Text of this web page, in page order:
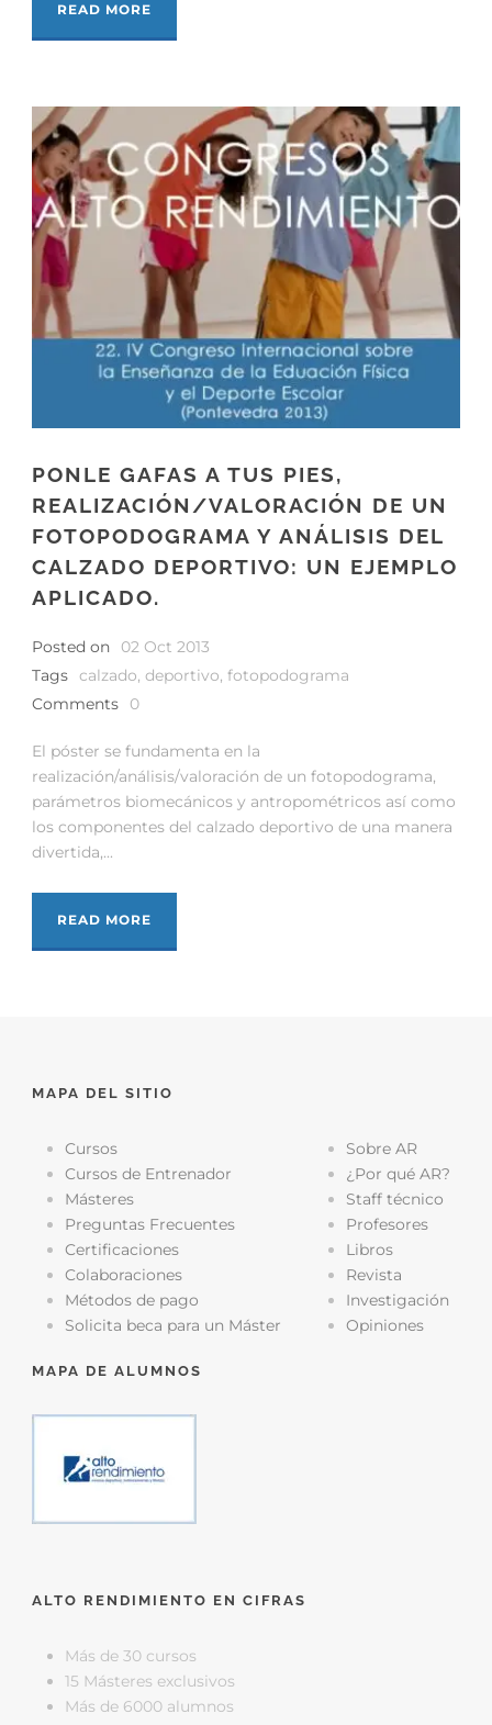
READ MORE
PONLE GAFAS A TUS PIES,
REALIZACIÓN/VALORACIÓN DE UN
FOTOPODOGRAMA Y ANÁLISIS DEL
CALZADO DEPORTIVO: UN EJEMPLO
APLICADO.
Posted on
02 Oct 2013
Tags calzado, deportivo, fotopodograma
Comments
0
El póster se fundamenta en la
realización/análisis/valoración de un fotopodograma,
parámetros biomecánicos y antropométricos así como
los componentes del calzado deportivo de una manera
divertida,...
READ MORE
MAPA DEL SITIO
Cursos
Cursos de Entrenador
Másteres
Preguntas Frecuentes
Certificaciones
Colaboraciones
Métodos de pago
Solicita beca para un Máster
Sobre AR
¿Por qué AR?
Staff técnico
Profesores
Libros
Revista
Investigación
Opiniones
MAPA DE ALUMNOS
ALTO RENDIMIENTO EN CIFRAS
Más de 30 cursos
15 Másteres exclusivos
Más de 6000 alumnos